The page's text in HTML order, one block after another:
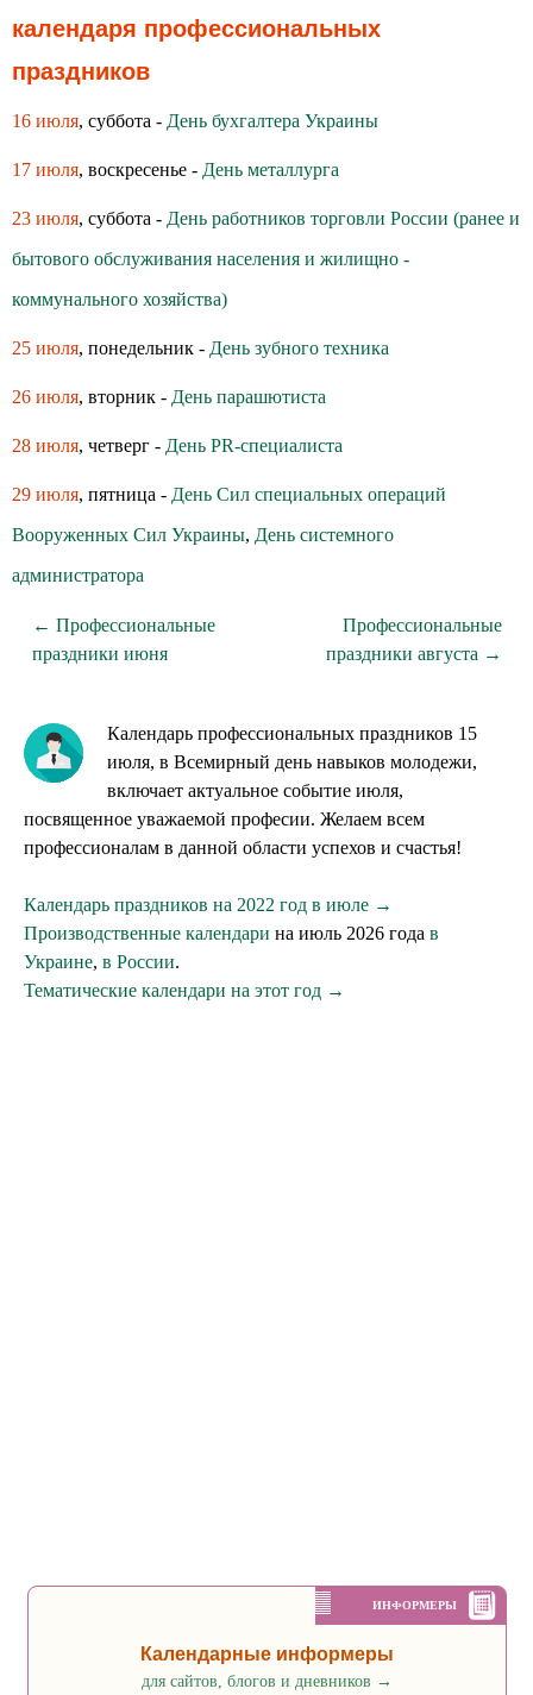
календаря профессиональных
праздников
16 июля, суббота - День бухгалтера Украины
17 июля, воскресенье - День металлурга
23 июля, суббота - День работников торговли России (ранее и
бытового обслуживания населения и жилищно -
коммунального хозяйства)
25 июля, понедельник - День зубного техника
26 июля, вторник - День парашютиста
28 июля, четверг - День PR-специалиста
29 июля, пятница - День Сил специальных операций
Вооруженных Сил Украины, День системного
администратора
← Профессиональные
праздники июня
Профессиональные
праздники августа →
Календарь профессиональных праздников 15
июля, в Всемирный день навыков молодежи,
включает актуальное событие июля,
посвященное уважаемой професии. Желаем всем
профессионалам в данной области успехов и счастья!
Календарь праздников на 2022 год в июле →
Производственные календари на июль 2026 года в
Украине, в России.
Тематические календари на этот год →
ИНФОРМЕРЫ
Календарные информеры
для сайтов, блогов и дневников →